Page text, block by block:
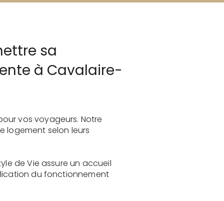
sa
à Cavalaire-
vos voyageurs. Notre
logement selon leurs
de Vie assure un accueil
du fonctionnement